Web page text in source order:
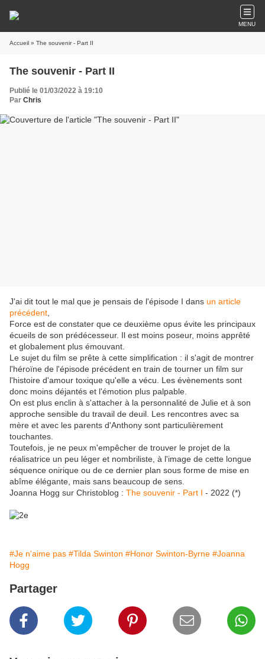
MENU
Accueil » The souvenir - Part II
The souvenir - Part II
Publié le 01/03/2022 à 19:10
Par Chris
J'ai dit tout le mal que je pensais de l'épisode I dans un article
précédent
Force est de constater que ce deuxième opus évite les principaux
écueils de son prédécesseur. Il est moins poseur, moins apprêté
et globalement plus émouvant.
Le sujet du film se prête à cette simplification : il s'agit de montrer
l'héroïne de l'épisode précédent en train de tourner un film sur
l'histoire d'amour toxique qu'elle a vécu. Les évènements sont
donc moins déjantés et l'émotion plus palpable.
On est plus enclin à s'attacher à la personnalité de Julie et à son
approche sensible du travail de deuil. Les rencontres avec sa
mère et avec les parents d'Anthony sont particulièrement
touchantes.
Toutefois, je ne peux m'empêcher de trouver le projet de la
réalisatrice un peu léger et nombriliste, à l'image de cette longue
séquence onirique ou de ce dernier plan sous forme de mise en
abîme élégante, mais sans beaucoup de sens.
Joanna Hogg sur Christoblog : The souvenir - Part I - 2022 (*)
#Je n'aime pas #Tilda Swinton #Honor Swinton-Byrne #Joanna
Hogg
Partager